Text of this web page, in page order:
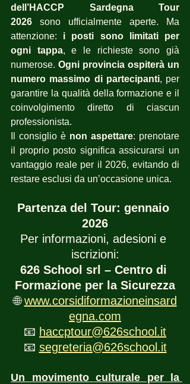
dell’HACCP Sardegna Tour
2026 sono ufficialmente aperte. Ma
attenzione: i posti sono limitati per
ogni tappa, e le richieste sono già
numerose. Ogni provincia ospiterà un
numero massimo di partecipanti, per
garantire la qualità della formazione e il
coinvolgimento diretto di ciascun
professionista.
Il consiglio è non aspettare: prenotare
il proprio posto significa assicurarsi un
vantaggio reale per il 2026, evitando di
restare esclusi da un’occasione unica.
Partenza del Tour: gennaio
2026
Per informazioni, adesioni e
iscrizioni:
626 School srl – Centro di
Formazione per la Sicurezza
🌐 www.corsidiformazioneinsard
egna.com
📧 haccptour@626school.it
📧 segreteria@626school.it
Un movimento culturale per la